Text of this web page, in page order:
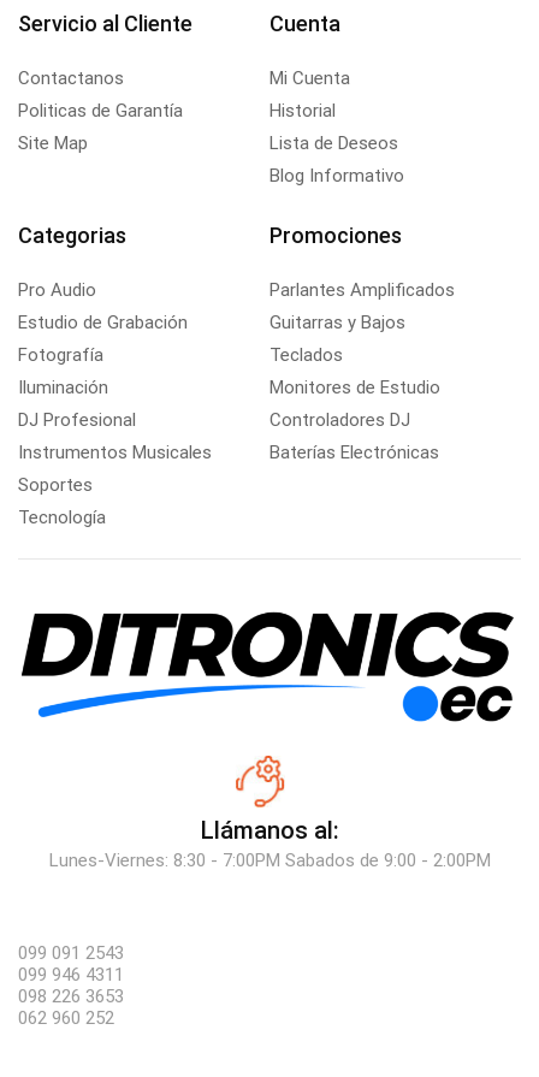
Servicio al Cliente
Contactanos
Politicas de Garantía
Site Map
Cuenta
Mi Cuenta
Historial
Lista de Deseos
Blog Informativo
Categorias
Pro Audio
Estudio de Grabación
Fotografía
Iluminación
DJ Profesional
Instrumentos Musicales
Soportes
Tecnología
Promociones
Parlantes Amplificados
Guitarras y Bajos
Teclados
Monitores de Estudio
Controladores DJ
Baterías Electrónicas
Llámanos al:
Lunes-Viernes: 8:30 - 7:00PM Sabados de 9:00 - 2:00PM
099 091 2543
099 946 4311
098 226 3653
062 960 252